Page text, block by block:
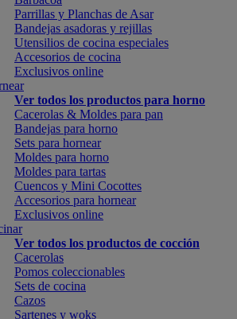
Parrillas y Planchas de Asar
Bandejas asadoras y rejillas
Utensilios de cocina especiales
Accesorios de cocina
Exclusivos online
Ver todos los productos para horno
Cacerolas & Moldes para pan
Bandejas para horno
Sets para hornear
Moldes para horno
Moldes para tartas
Cuencos y Mini Cocottes
Accesorios para hornear
Exclusivos online
Ver todos los productos de cocción
Cacerolas
Pomos coleccionables
Sets de cocina
Cazos
Sartenes y woks